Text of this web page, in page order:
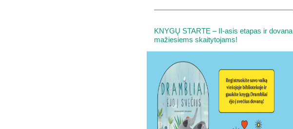
KNYGŲ STARTE – II-asis etapas ir dovana
mažiesiems skaitytojams!